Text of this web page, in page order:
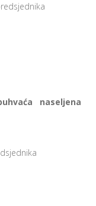
naseljena